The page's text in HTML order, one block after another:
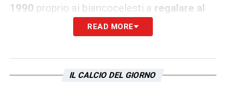
1990 proprio ai biancocelesti a regalare al
Napoli il suo secondo scudetto
il tecnico ha raccontato anche come era
Tutto era nato in
READ MORE
IL CALCIO DEL GIORNO